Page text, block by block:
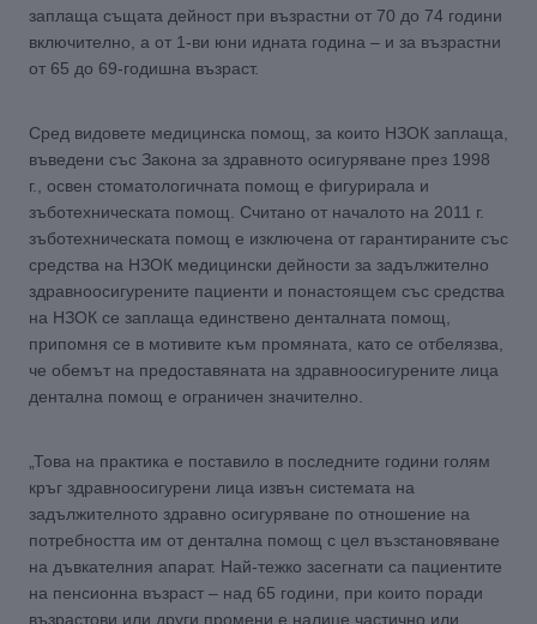
заплаща същата дейност при възрастни от 70 до 74 години
включително, а от 1-ви юни идната година – и за възрастни
от 65 до 69-годишна възраст.
Сред видовете медицинска помощ, за които НЗОК заплаща,
въведени със Закона за здравното осигуряване през 1998
г., освен стоматологичната помощ е фигурирала и
зъботехническата помощ. Считано от началото на 2011 г.
зъботехническата помощ е изключена от гарантираните със
средства на НЗОК медицински дейности за задължително
здравноосигурените пациенти и понастоящем със средства
на НЗОК се заплаща единствено денталната помощ,
припомня се в мотивите към промяната, като се отбелязва,
че обемът на предоставяната на здравноосигурените лица
дентална помощ е ограничен значително.
„Това на практика е поставило в последните години голям
кръг здравноосигурени лица извън системата на
задължителното здравно осигуряване по отношение на
потребността им от дентална помощ с цел възстановяване
на дъвкателния апарат. Най-тежко засегнати са пациентите
на пенсионна възраст – над 65 години, при които поради
възрастови или други промени е налице частично или